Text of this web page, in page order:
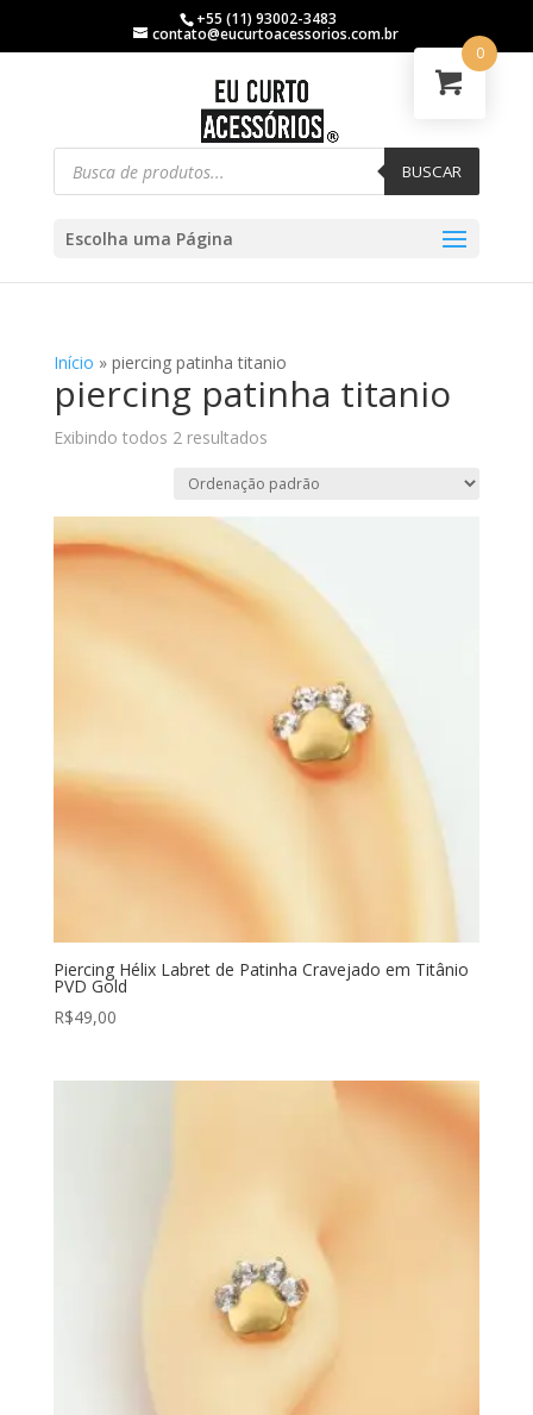
+55 (11) 93002-3483
contato@eucurtoacessorios.com.br
BUSCAR
Escolha uma Página
Início » piercing patinha titanio
piercing patinha titanio
Exibindo todos 2 resultados
Piercing Hélix Labret de Patinha Cravejado em Titânio
PVD Gold
R$49,00
0